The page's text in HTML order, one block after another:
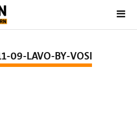
09-LAVO-BY-VOSI